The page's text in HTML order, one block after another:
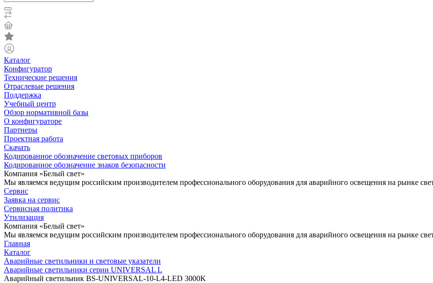
Каталог
Конфигуратор
Технические решения
Отраслевые решения
Поддержка
Учебный центр
Обзор нормативной базы
О конфигураторе
Партнеры
Проектная работа
Скачать
Кодированное обозначение световых приборов
Кодированное обозначение знаков безопасности
Компания «Белый свет»
Мы являемся ведущим российским производителем профессионального оборудования для аварийного освещения на рынке
Сервис
Заявка на сервис
Сервисная политика
Утилизация
Компания «Белый свет»
Мы являемся ведущим российским производителем профессионального оборудования для аварийного освещения на рынке
Главная
Каталог
Аварийные светильники и световые указатели
Аварийные светильники серии UNIVERSAL L
Аварийный светильник BS-UNIVERSAL-10-L4-LED 3000K